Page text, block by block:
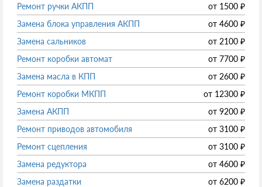
Ремонт ручки АКПП
от 1500 ₽
Замена блока управления АКПП
от 4600 ₽
Замена сальников
от 2100 ₽
Ремонт коробки автомат
от 7700 ₽
Замена масла в КПП
от 2600 ₽
Ремонт коробки МКПП
от 12300 ₽
Замена АКПП
от 9200 ₽
Ремонт приводов автомобиля
от 3100 ₽
Ремонт сцепления
от 3100 ₽
Замена редуктора
от 4600 ₽
Замена раздатки
от 6200 ₽